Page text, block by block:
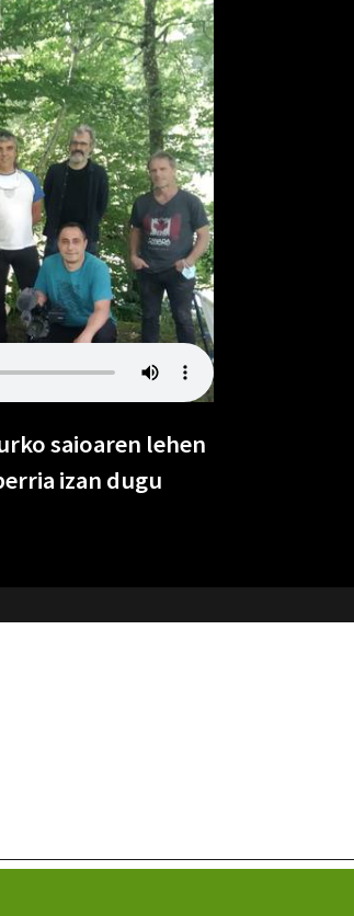
saioaren lehen
izan dugu